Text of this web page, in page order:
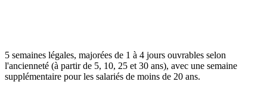
5 semaines légales, majorées de 1 à 4 jours ouvrables selon
l'ancienneté (à partir de 5, 10, 25 et 30 ans), avec une semaine
supplémentaire pour les salariés de moins de 20 ans.